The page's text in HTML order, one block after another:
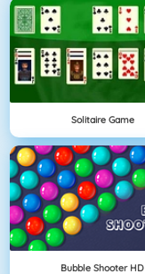
Solitaire Game
Bubble Shooter HD